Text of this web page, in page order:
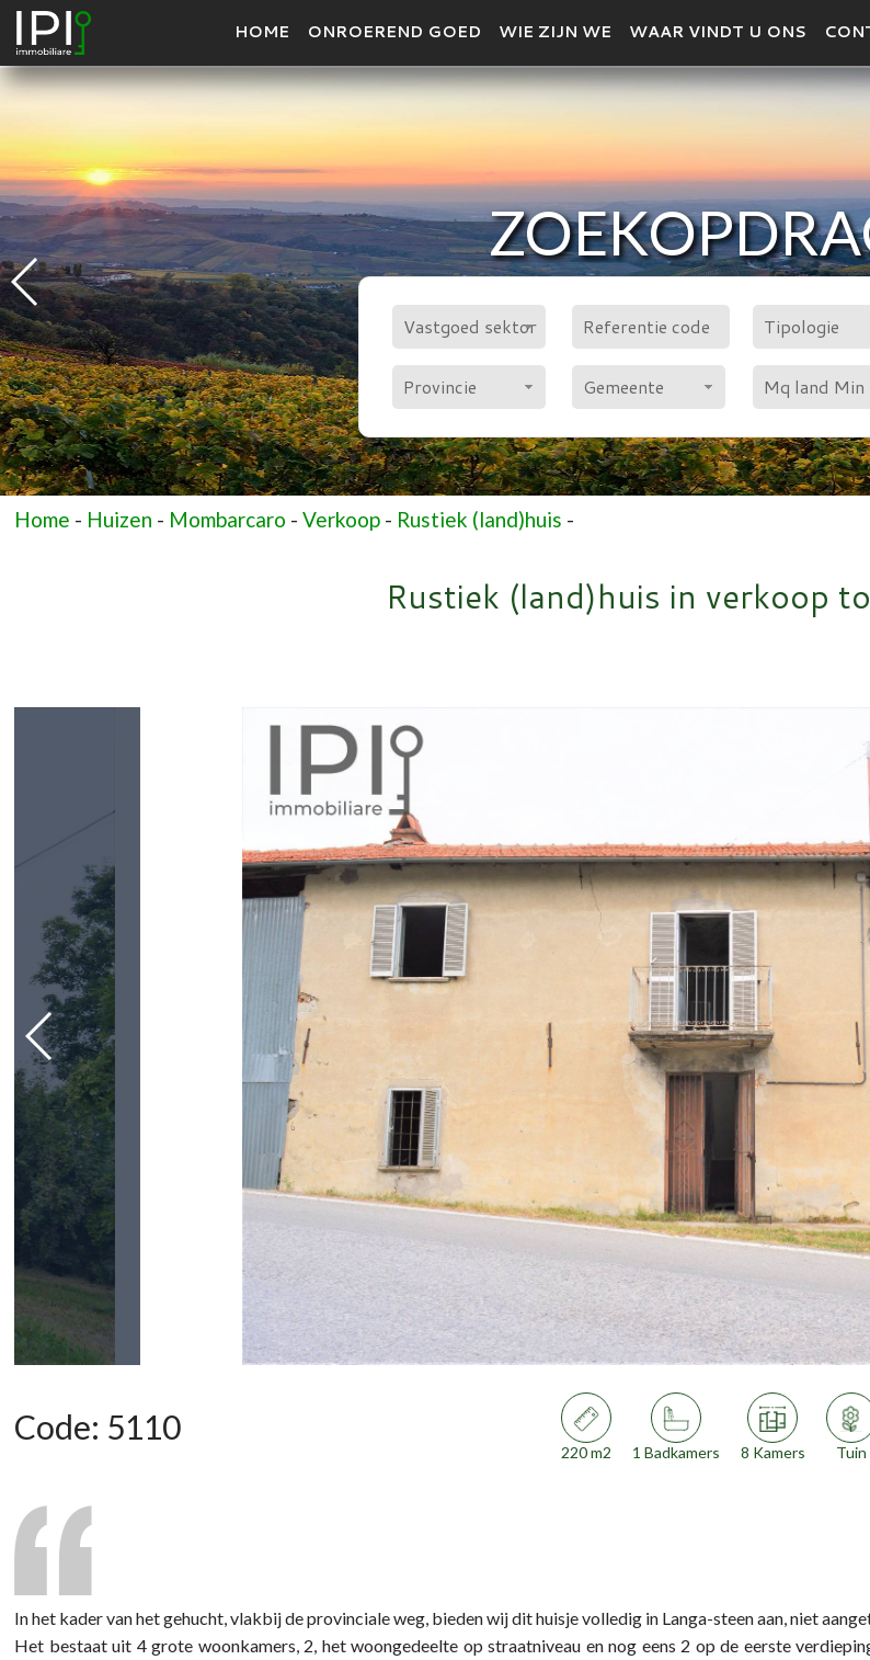
HOME ONROEREND GOED WIE ZIJN WE WAAR VINDT U ONS
Vastgoed sektor Tipologie
Provincie Gemeente
Home - Huizen - Mombarcaro -Verkoop - Rustiek (land)huis -
Rustiek (land)huis in verkoop
Code: 5110
220 m2 1 Badkamers 8 Kamers Tuin
In het kader van het gehucht, vlakbij de provinciale weg, bieden wij dit huisje volledig in Langa-steen aan, niet
Het bestaat uit 4 grote woonkamers, 2, het woongedeelte op straatniveau en nog eens 2 op de eerste